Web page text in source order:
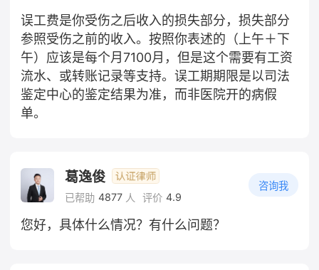
误工费是你受伤之后收入的损失部分，损失部分
参照受伤之前的收入。按照你表述的（上午＋下
午）应该是每个月7100月，但是这个需要有工资
流水、或转账记录等支持。误工期期限是以司法
鉴定中心的鉴定结果为准，而非医院开的病假
单。
葛逸俊
已帮助 4877 人 评价 4.9
咨询我
您好，具体什么情况？有什么问题？